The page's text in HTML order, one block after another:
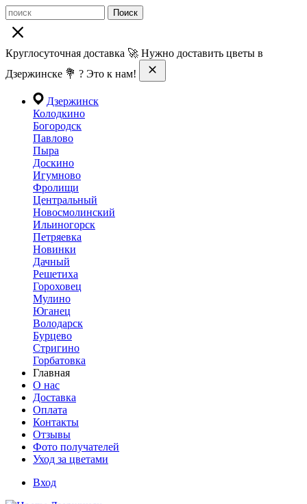
Поиск
Круглосуточная доставка 🚀 Нужно доставить цветы в
Дзержинске 💐 ? Это к нам!
Дзержинск
Колодкино
Богородск
Павлово
Пыра
Доскино
Игумново
Фролищи
Центральный
Новосмолинский
Ильиногорск
Петряевка
Новинки
Дачный
Решетиха
Гороховец
Мулино
Юганец
Володарск
Бурцево
Стригино
Горбатовка
Главная
О нас
Доставка
Оплата
Контакты
Отзывы
Фото получателей
Уход за цветами
Вход